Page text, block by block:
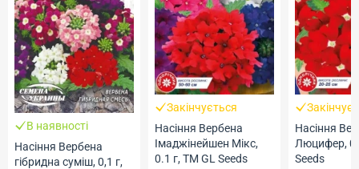
В наявності
Насіння Вербена
гібридна суміш, 0,1 г,
Закінчується
Насіння Вербена
Імаджінейшен Мікс,
0.1 г, ТМ GL Seeds
Насіння
Люцифер,
Seeds